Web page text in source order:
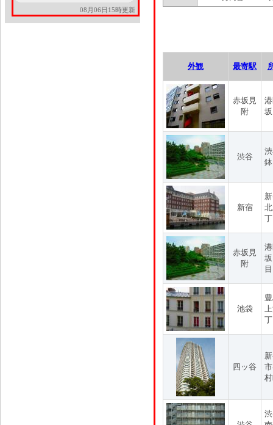
08月06日15時更新
外観 最寄駅
赤坂見
附
渋谷
新宿
赤坂見
附
目
池袋
四ッ谷